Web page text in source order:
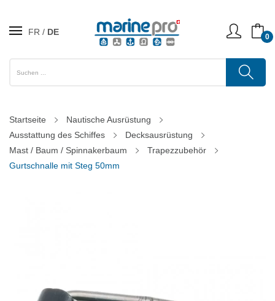
FR DE 0
Startseite
Nautische Ausrüstung
Ausstattung des Schiffes
Decksausrüstung
Mast / Baum / Spinnakerbaum
Trapezzubehör
Gurtschnalle mit Steg 50mm